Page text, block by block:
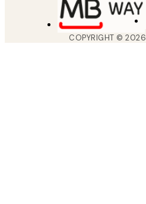
COPYRIGHT ©2026